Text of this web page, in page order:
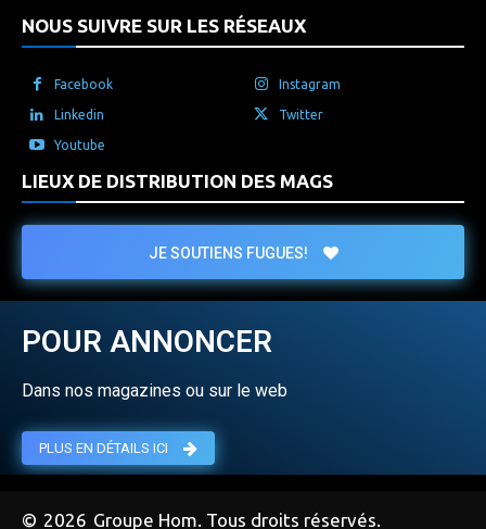
NOUS SUIVRE SUR LES RÉSEAUX
Facebook Instagram
Linkedin Twitter
Youtube
LIEUX DE DISTRIBUTION DES MAGS
JE SOUTIENS FUGUES!
POUR ANNONCER
Dans nos magazines ou sur le web
PLUS EN DÉTAILS ICI
© 2026 Groupe Hom. Tous droits réservés.